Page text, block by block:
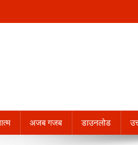
अजब गजब डाउनलोड